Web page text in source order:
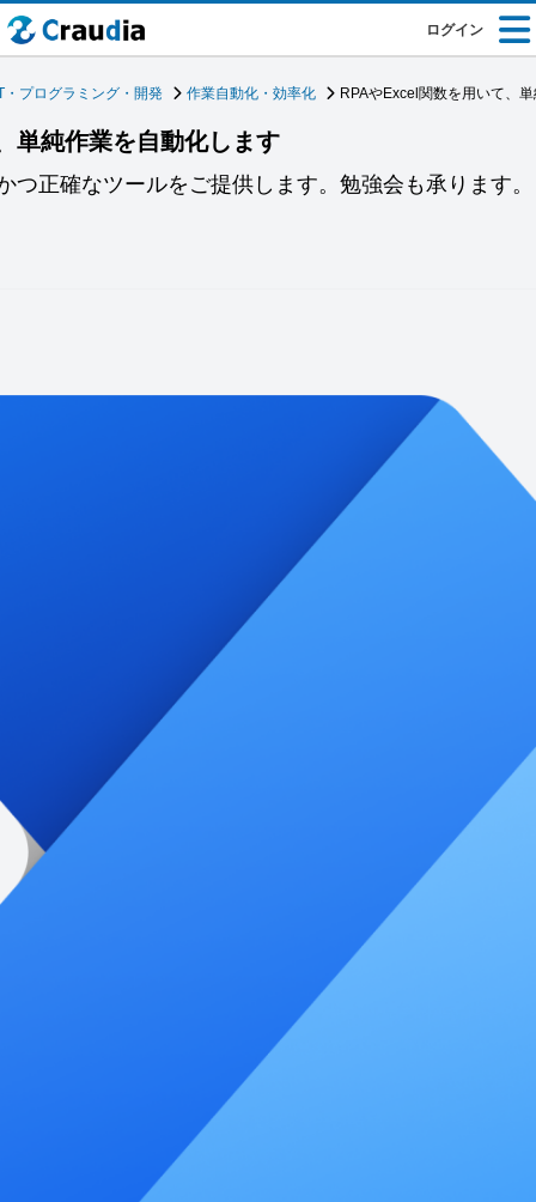
ログイン
・プログラミング・開発 作業自動化・効率化 RPAやExcel関数を用いて、
単純作業を自動化します
つ正確なツールをご提供します。勉強会も承ります。